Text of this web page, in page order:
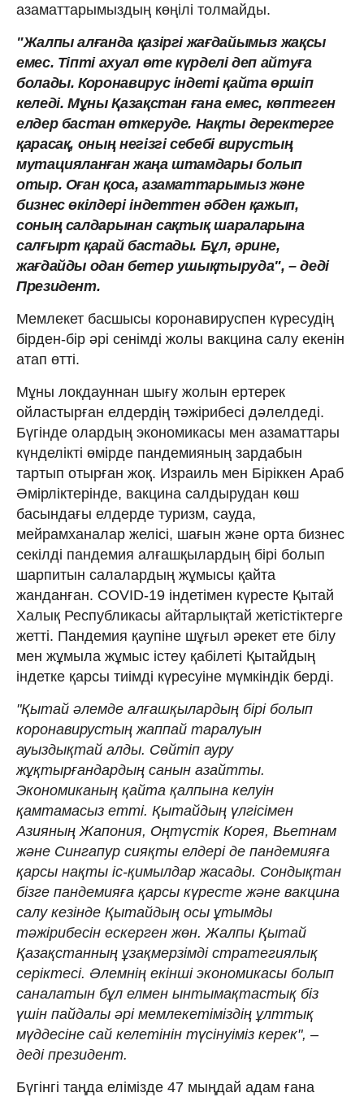
азаматтарымыздың көңілі толмайды.
"Жалпы алғанда қазіргі жағдайымыз жақсы
емес. Тіпті ахуал өте күрделі деп айтуға
болады. Коронавирус індеті қайта өршіп
келеді. Мұны Қазақстан ғана емес, көптеген
елдер бастан өткеруде. Нақты деректерге
қарасақ, оның негізгі себебі вирустың
мутацияланған жаңа штамдары болып
отыр. Оған қоса, азаматтарымыз және
бизнес өкілдері індеттен әбден қажып,
соның салдарынан сақтық шараларына
салғырт қарай бастады. Бұл, әрине,
жағдайды одан бетер ушықтыруда", – деді
Президент.
Мемлекет басшысы коронавируспен күресудің
бірден-бір әрі сенімді жолы вакцина салу екенін
атап өтті.
Мұны локдауннан шығу жолын ертерек
ойластырған елдердің тәжірибесі дәлелдеді.
Бүгінде олардың экономикасы мен азаматтары
күнделікті өмірде пандемияның зардабын
тартып отырған жоқ. Израиль мен Біріккен Араб
Әмірліктерінде, вакцина салдырудан көш
басындағы елдерде туризм, сауда,
мейрамханалар желісі, шағын және орта бизнес
секілді пандемия алғашқылардың бірі болып
шарпитын салалардың жұмысы қайта
жанданған. COVID-19 індетімен күресте Қытай
Халық Республикасы айтарлықтай жетістіктерге
жетті. Пандемия қаупіне шұғыл әрекет ете білу
мен жұмыла жұмыс істеу қабілеті Қытайдың
індетке қарсы тиімді күресуіне мүмкіндік берді.
"Қытай әлемде алғашқылардың бірі болып
коронавирустың жаппай таралуын
ауыздықтай алды. Сөйтіп ауру
жұқтырғандардың санын азайтты.
Экономиканың қайта қалпына келуін
қамтамасыз етті. Қытайдың үлгісімен
Азияның Жапония, Оңтүстік Корея, Вьетнам
және Сингапур сияқты елдері де пандемияға
қарсы нақты іс-қимылдар жасады. Сондықтан
бізге пандемияға қарсы күресте және вакцина
салу кезінде Қытайдың осы ұтымды
тәжірибесін ескерген жөн. Жалпы Қытай
Қазақстанның ұзақмерзімді стратегиялық
серіктесі. Әлемнің екінші экономикасы болып
саналатын бұл елмен ынтымақтастық біз
үшін пайдалы әрі мемлекетіміздің ұлттық
мүддесіне сай келетінін түсінуіміз керек", –
деді президент.
Бүгінгі таңда елімізде 47 мыңдай адам ғана